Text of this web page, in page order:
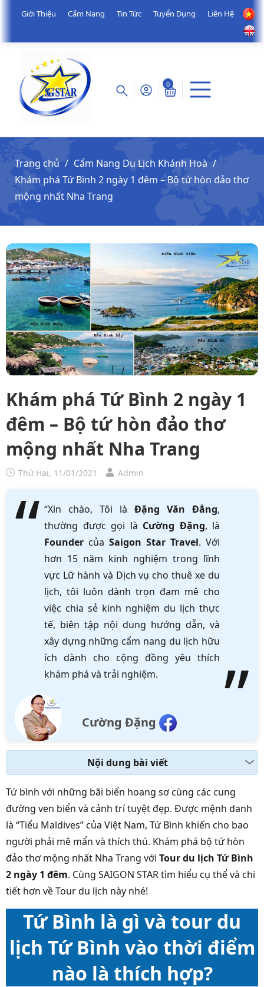
Giới Thiệu Cẩm Nang Tin Tức Tuyển Dụng Liên Hệ
0
Trang chủ
Cẩm Nang Du Lịch Khánh Hoà
Khám phá Tứ Bình 2 ngày 1 đêm – Bộ tứ hòn đảo thơ
mộng nhất Nha Trang
Khám phá Tứ Bình 2 ngày 1
đêm – Bộ tứ hòn đảo thơ
mộng nhất Nha Trang
Thứ Hai, 11/01/2021 Admin
“Xin chào, Tôi là Đặng Văn Đẳng,
thường được gọi là Cường Đặng, là
Founder của Saigon Star Travel. Với
hơn 15 năm kinh nghiệm trong lĩnh
vực Lữ hành và Dịch vụ cho thuê xe du
lịch, tôi luôn dành trọn đam mê cho
việc chia sẻ kinh nghiệm du lịch thực
tế, biên tập nội dung hướng dẫn, và
xây dựng những cẩm nang du lịch hữu
ích dành cho cộng đồng yêu thích
khám phá và trải nghiệm.
Cường Đặng
Nội dung bài viết
Tứ bình với những bãi biển hoang sơ cùng các cung
đường ven biển và cảnh trí tuyệt đẹp. Được mệnh danh
là “Tiểu Maldives” của Việt Nam, Tứ Bình khiến cho bao
người phải mê mẩn và thích thú. Khám phá bộ tứ hòn
đảo thơ mộng nhất Nha Trang với Tour du lịch Tứ Bình
2 ngày 1 đêm. Cùng SAIGON STAR tìm hiểu cụ thể và chi
tiết hơn về Tour du lịch này nhé!
Tứ Bình là gì và tour du
lịch Tứ Bình vào thời điểm
nào là thích hợp?